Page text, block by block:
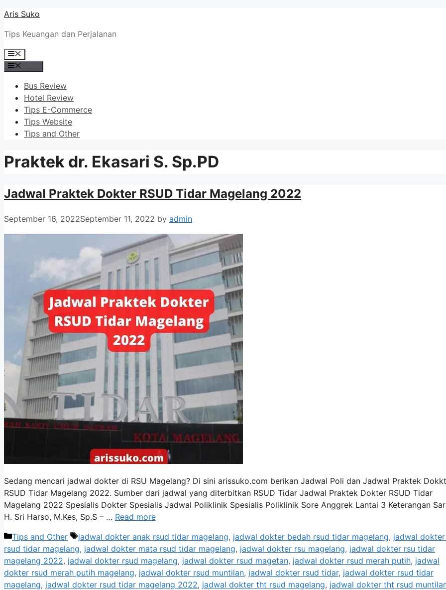
Skip
content
Aris Suko
Tips Keuangan dan Perjalanan
Menu
Bus Review
Hotel Review
Tips E-Commerce
Tips Website
Tips and Other
Praktek dr. Ekasari S. Sp.PD
Jadwal Praktek Dokter RSUD Tidar Magelang 2022
September 16, 2022September 11, 2022 by admin
Sedang mencari jadwal dokter di RSU Magelang? Di sini arissuko.com berikan Jadwal Poli dan Jadwal Praktek
RSUD Tidar Magelang 2022. Sumber dari jadwal yang diterbitkan RSUD Tidar Jadwal Praktek Dokter RSUD Tidar
Magelang 2022 Spesialis Dokter Spesialis Jadwal Poliklinik Spesialis Poliklinik Sore Anggrek Lantai 3 Keterangan
H. Sri Harso, M.Kes, Sp.S – … Read more
Categories
Tips and Other Tags
jadwal dokter anak rsud tidar magelang, jadwal dokter bedah rsud tidar magelang, jadwal
rsud tidar magelang, jadwal dokter mata rsud tidar magelang, jadwal dokter rsu magelang, jadwal dokter rsu tidar
magelang 2022, jadwal dokter rsud magelang, jadwal dokter rsud magetan, jadwal dokter rsud merah putih, jadwal
dokter rsud merah putih magelang, jadwal dokter rsud muntilan, jadwal dokter rsud tidar, jadwal dokter rsud tidar
magelang, jadwal dokter rsud tidar magelang 2022, jadwal dokter tht rsud magelang, jadwal dokter tht rsud